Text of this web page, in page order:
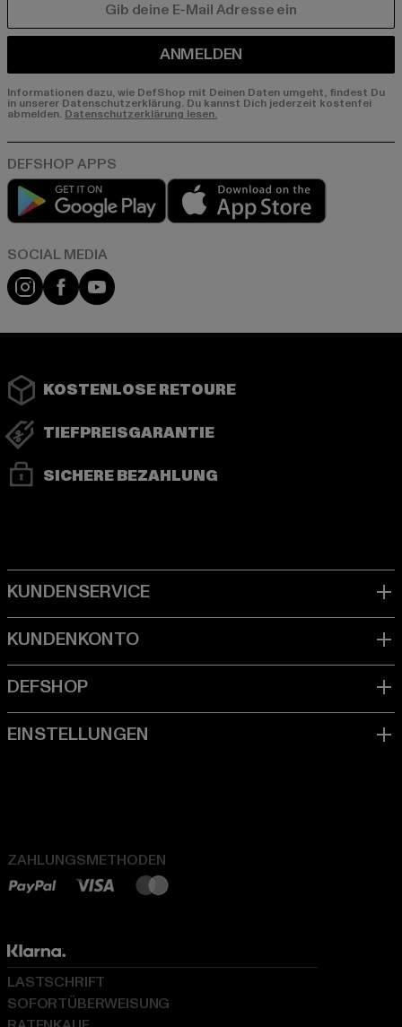
ANMELDEN
Informationen dazu, wie DefShop mit Deinen Daten umgeht, findest Du
in unserer Datenschutzerklärung. Du kannst Dich jederzeit kostenfei
abmelden. Datenschutzerklärung lesen.
Play market
Instagram
FacebookYouTube
KOSTENLOSE RETOURE
TIEFPREISGARANTIE
SICHERE BEZAHLUNG
ZAHLUNGSMETHODEN
LASTSCHRIFT
SOFORTÜBERWEISUNG